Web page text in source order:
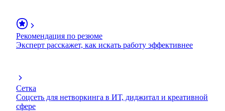
Рекомендация по резюме
Эксперт расскажет, как искать работу эффективнее
Сетка
Соцсеть для нетворкинга в ИТ, диджитал и креативной
сфере